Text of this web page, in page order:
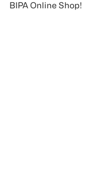
BIPA Online Shop!